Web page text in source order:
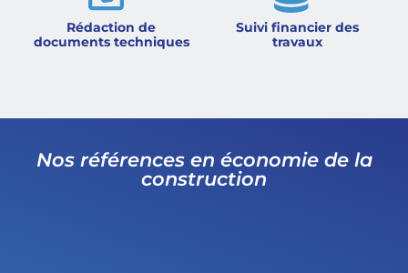
Rédaction de
documents techniques
Suivi financier des
travaux
Nos références en économie de la
construction